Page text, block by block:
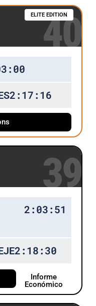
ELITE EDITION
40
2:17:16
39
2:03:51
2:18:30
Informe
Económico